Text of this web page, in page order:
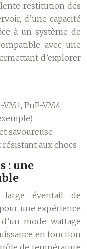
restitution des
d’une capacité
à un système de
avec une
d’explorer
PnP-VM4,
savoureuse
aux chocs
: une
éventail de
une expérience
mode wattage
en fonction